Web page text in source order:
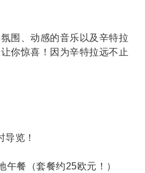
围、动感的音乐以及辛特拉
你惊喜！因为辛特拉远不止
览！
午餐（套餐约25欧元！）